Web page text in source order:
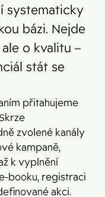
systematicky
bázi. Nejde
o kvalitu –
stát se
přitahujeme
zvolené kanály
kampaně,
k vyplnění
booku, registraci
akci.